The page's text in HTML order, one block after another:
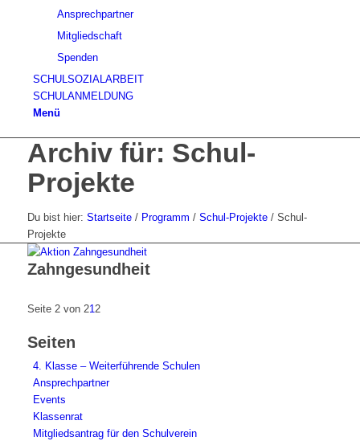
Ansprechpartner
Mitgliedschaft
Spenden
SCHULSOZIALARBEIT
SCHULANMELDUNG
Menü
Archiv für: Schul-
Projekte
Du bist hier: Startseite / Programm / Schul-Projekte / Schul-
Projekte
Zahngesundheit
Seite 2 von 212
Seiten
4. Klasse – Weiterführende Schulen
Ansprechpartner
Events
Klassenrat
Mitgliedsantrag für den Schulverein